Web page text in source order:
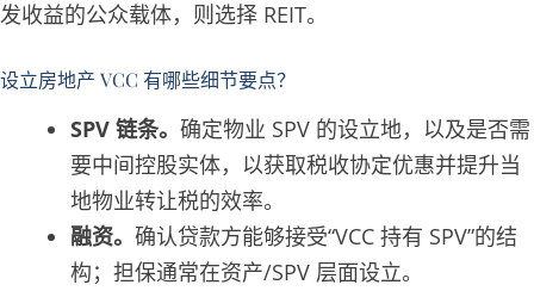
发收益的公众载体，则选择 REIT。
设立房地产 VCC 有哪些细节要点？
SPV 链条。确定物业 SPV 的设立地，以及是否需
要中间控股实体，以获取税收协定优惠并提升当
地物业转让税的效率。
融资。确认贷款方能够接受“VCC 持有 SPV”的结
构；担保通常在资产/SPV 层面设立。